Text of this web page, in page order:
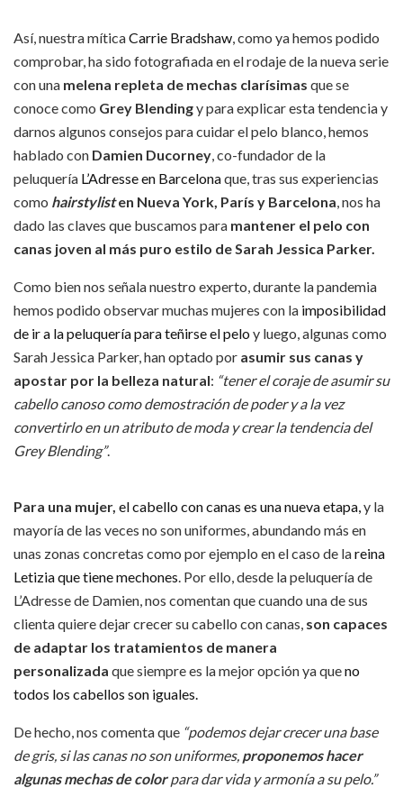
Así, nuestra míticaCarrie Bradshaw , como ya hemos podido
comprobar, ha sido fotografiada en el rodaje de la nueva serie
con una melena repleta de mechas clarísimas que se
conoce como Grey Blendingy para explicar esta tendencia y
darnos algunos consejos para cuidar el pelo blanco, hemos
hablado con Damien Ducorney , co-fundador de la
peluquería L’Adresse en Barcelonaque, tras sus experiencias
como hairstylisten Nueva York, París y Barcelona , nos ha
dado las claves que buscamos para mantener el pelo con
canas joven al más puro estilo de Sarah Jessica Parker.
Como bien nos señala nuestro experto, durante la pandemia
hemos podido observar muchas mujeres con la imposibilidad
de ir a la peluquería para teñirse el peloy luego, algunas como
Sarah Jessica Parker, han optado por asumir sus canas y
apostar por la belleza natural: “tener el coraje de asumir su
cabello canoso como demostración de poder y a la vez
convertirlo en un atributo de moda y crear la tendencia del
Grey Blending”.
Para una mujer, el cabello con canas es una nueva etapa, y la
mayoría de las veces no son uniformes, abundando más en
unas zonas concretas como por ejemplo en el caso de lareina
Letizia que tiene mechones . Por ello, desde la peluquería de
L’Adresse de Damien, nos comentan que cuando una de sus
clienta quiere dejar crecer su cabello con canas, son capaces
de adaptar los tratamientos de manera
personalizada que siempre es la mejor opción ya queno
todos los cabellos son iguales.
De hecho, nos comenta que “podemos dejar crecer una base
de gris, si las canas no son uniformes, proponemos hacer
algunas mechas de colorpara dar vida y armonía a su pelo.”